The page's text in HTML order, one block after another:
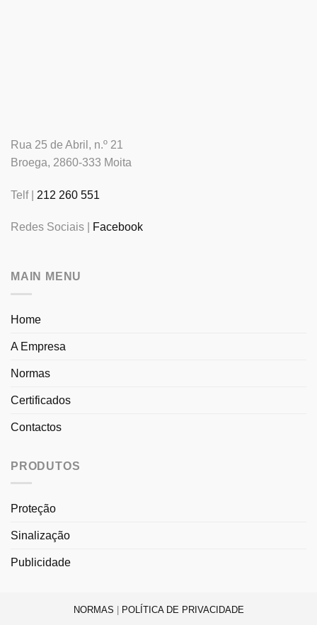
Rua 25 de Abril, n.º 21
Broega, 2860-333 Moita
Telf | 212 260 551
Redes Sociais | Facebook
MAIN MENU
Home
A Empresa
Normas
Certificados
Contactos
PRODUTOS
Proteção
Sinalização
Publicidade
NORMAS POLÍTICA DE PRIVACIDADE